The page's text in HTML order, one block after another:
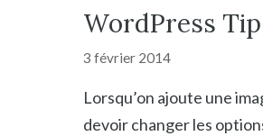
WordPress
3 février 2014
Lorsqu’on ajoute une
devoir changer les